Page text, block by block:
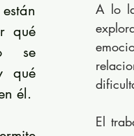
qué
se
qué
él.
A lo
El